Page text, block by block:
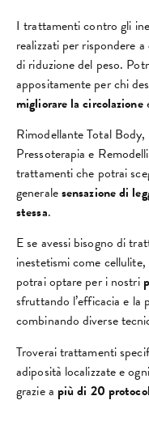
I trattamenti contro gli
realizzati per rispondere a
di riduzione del peso.
appositamente per chi
migliorare la circolazione
Rimodellante Total
Pressoterapia e
trattamenti che potrai
generalesensazione di
stessa.
E se avessi bisogno di
inestetismi come
potrai optare per i nostri
sfruttando l’efficacia e la
combinando diverse
Troverai trattamenti
adiposità localizzate e
grazie a più di 20